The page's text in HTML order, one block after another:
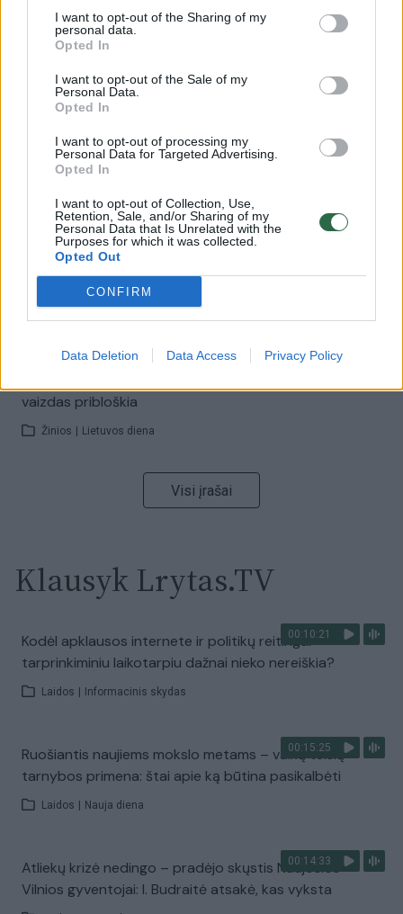
I want to opt-out of the Sharing of my
personal data.
Opted In
I want to opt-out of the Sale of my
Personal Data.
Opted In
I want to opt-out of processing my
Personal Data for Targeted Advertising.
Opted In
I want to opt-out of Collection, Use,
Retention, Sale, and/or Sharing of my
Personal Data that Is Unrelated with the
Purposes for which it was collected.
Opted Out
CONFIRM
Data Deletion Data Access Privacy Policy
00:00:30
Vaizdai iš tragiškos avarijos Vilniaus r.: dviejų moterų ir
Žinios | Lietuvos diena
00:00:57
Savaitės vidurys nusimato karštas: temperatūra kils iki
32 laipsnių šilumos
Žinios | Orai
V. Zalužno pasisakymą laiko bandymu įsitvirtinti
Ukrainos politikoje: jis yra neteisus
Laidos | Nauja diena
vaizdas pribloškia
Žinios Lietuvos diena
Visi įrašai
Klausyk Lrytas.TV
00:10:21
Kodėl apklausos internete ir politikų reitingai
tarprinkiminiu laikotarpiu dažnai nieko nereiškia?
Laidos Informacinis skydas
00:15:25
Ruošiantis naujiems mokslo metams – vaikų teisių
tarnybos primena: štai apie ką būtina pasikalbėti
Laidos Nauja diena
00:14:33
Atliekų krizė nedingo – pradėjo skųstis Naujosios
Vilnios gyventojai: I. Budraitė atsakė, kas vyksta